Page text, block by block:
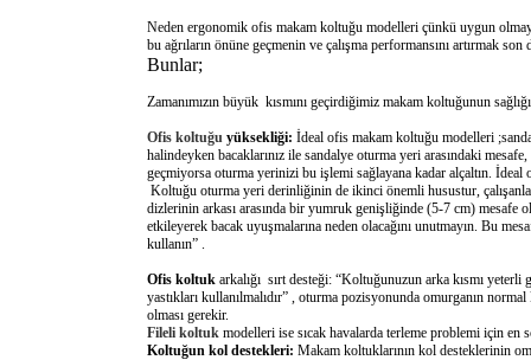
Neden ergonomik ofis makam koltuğu modelleri çünkü uygun
bu ağrıların önüne geçmenin ve çalışma performansını artırmak
Bunlar;
Zamanımızın büyük kısmını geçirdiğimiz makam koltuğunun
Ofis koltuğu yüksekliği: İdeal ofis makam koltuğu modelleri
halindeyken bacaklarınız ile sandalye oturma yeri arasındaki
geçmiyorsa oturma yerinizi bu işlemi sağlayana kadar alçaltın.
Koltuğu oturma yeri derinliğinin de ikinci önemli husustur,
dizlerinin arkası arasında bir yumruk genişliğinde (5-7 cm) mesafe
etkileyerek bacak uyuşmalarına neden olacağını unutmayın. Bu
kullanın” .
Ofis koltuk arkalığı sırt desteği: “Koltuğunuzun arka kısmı
yastıkları kullanılmalıdır” , oturma pozisyonunda omurganın
olması gerekir.
Fileli koltuk modelleri ise sıcak havalarda terleme problemi için
Koltuğun kol destekleri: Makam koltuklarının kol desteklerinin